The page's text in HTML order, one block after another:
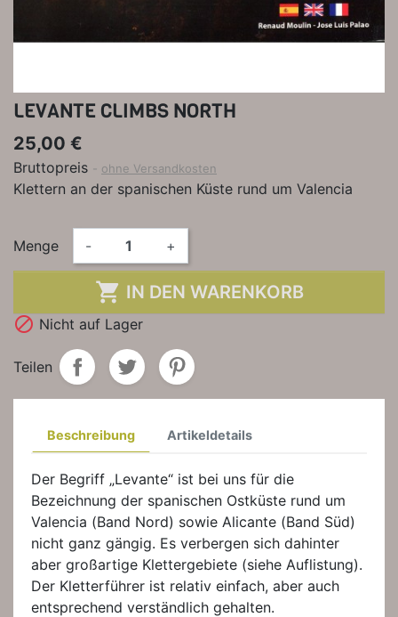
LEVANTE CLIMBS NORTH
25,00 €
Bruttopreis ohne Versandkosten
Klettern an der spanischen Küste rund um Valencia
Menge - +
 IN DEN WARENKORB
 Nicht auf Lager
Teilen
Beschreibung Artikeldetails
Der Begriff „Levante“ ist bei uns für die
Bezeichnung der spanischen Ostküste rund um
Valencia (Band Nord) sowie Alicante (Band Süd)
nicht ganz gängig. Es verbergen sich dahinter
aber großartige Klettergebiete (siehe Auflistung).
Der Kletterführer ist relativ einfach, aber auch
entsprechend verständlich gehalten.